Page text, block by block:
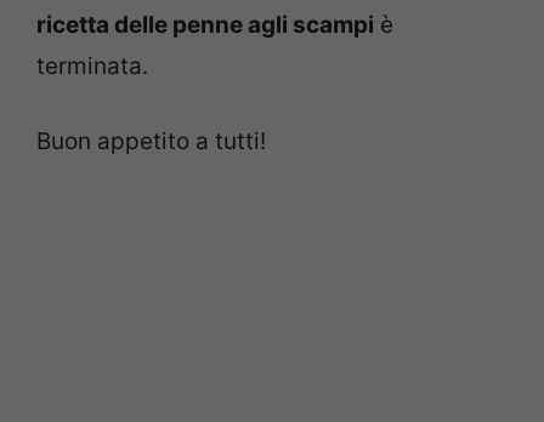
ricetta delle penne agli scampi è
terminata.
Buon appetito a tutti!